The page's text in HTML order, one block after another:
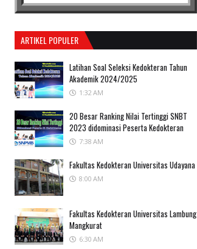
ARTIKEL POPULER
Latihan Soal Seleksi Kedokteran Tahun
Akademik 2024/2025
1:32 AM
20 Besar Ranking Nilai Tertinggi SNBT
2023 didominasi Peserta Kedokteran
7:38 AM
Fakultas Kedokteran Universitas Udayana
8:00 AM
Fakultas Kedokteran Universitas Lambung
Mangkurat
6:30 AM